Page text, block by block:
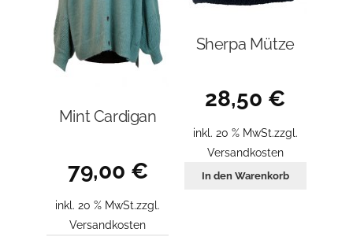
gewählt
Mint Cardigan
79,00 €
inkl. 20 % MwSt.zzgl.
Versandkosten
Sherpa Mütze
28,50 €
inkl. 20 % MwSt.zzgl.
Versandkosten
In den Warenkorb